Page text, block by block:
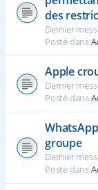
des
Dernier
Posté dans
Apple
Dernier
Posté dans
groupe
Dernier
Posté dans